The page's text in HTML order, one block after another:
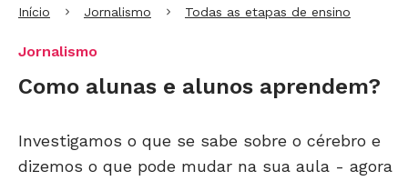
Início Jornalismo Todas as etapas de ensino
Jornalismo
Como alunas e alunos aprendem?
Investigamos o que se sabe sobre o cérebro e
dizemos o que pode mudar na sua aula - agora